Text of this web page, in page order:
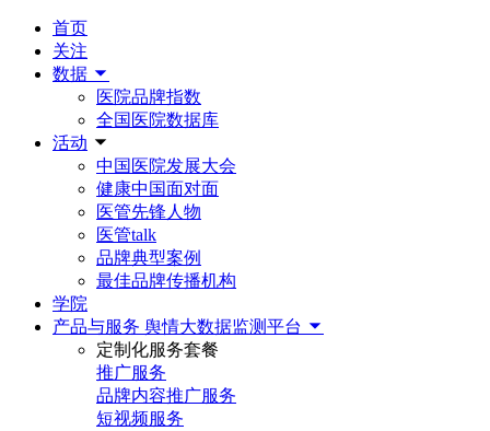
首页
关注
数据
医院品牌指数
全国医院数据库
活动
中国医院发展大会
健康中国面对面
医管先锋人物
医管talk
品牌典型案例
最佳品牌传播机构
学院
产品与服务 舆情大数据监测平台
定制化服务套餐
推广服务
品牌内容推广服务
短视频服务